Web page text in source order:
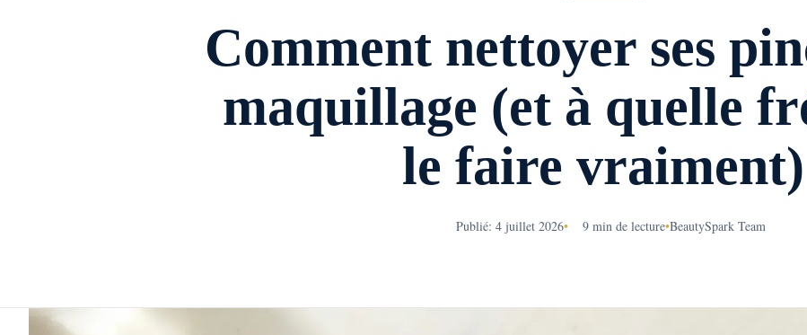
Comment nettoyer ses
maquillage (et à quelle
le faire vraiment)
Publié: 4 juillet 2026• 9 min de lecture•BeautySpark Team